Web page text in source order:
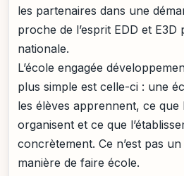
les partenaires dans une
proche de l’esprit EDD et E3D
nationale.
L’école engagée
plus simple est celle-ci : une
les élèves apprennent, ce que
organisent et ce que
concrètement. Ce n’est pas un
manière de faire école.